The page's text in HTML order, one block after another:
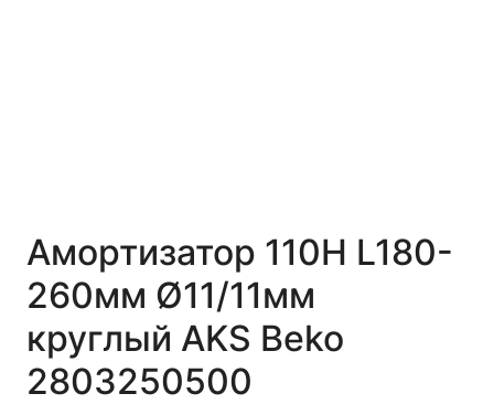
Амортизатор 110Н L180-
260мм Ø11/11мм
круглый AKS Beko
2803250500